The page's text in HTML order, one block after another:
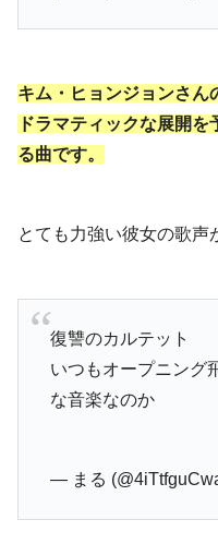
キム・ヒョンジョンさん
ドラマティックな展開
る曲です。
とても力強い彼女の歌声
復讐のカルテット
いつもオープニング
な音楽なのか
— まる